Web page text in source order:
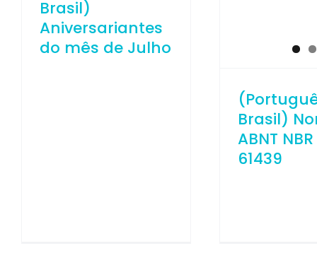
Brasil)
Aniversariantes
do mês de Julho
Brasil)
ABNT
61439